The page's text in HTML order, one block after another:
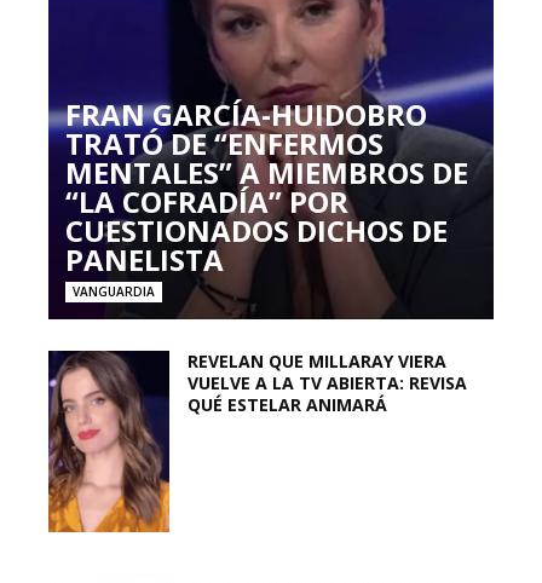
FRAN GARCÍA-HUIDOBRO
TRATÓ DE “ENFERMOS
MENTALES” A MIEMBROS DE
“LA COFRADÍA” POR
CUESTIONADOS DICHOS DE
PANELISTA
VANGUARDIA
REVELAN QUE MILLARAY VIERA
VUELVE A LA TV ABIERTA: REVISA
QUÉ ESTELAR ANIMARÁ